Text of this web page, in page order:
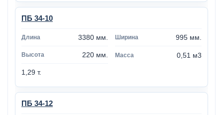
ПБ 34-10
3380 мм. 995 мм.
220 мм. 0,51 м3
1,29 т.
ПБ 34-12